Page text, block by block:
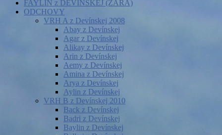
FAYLIN z DEVÍNSKEJ (ZARA)
ODCHOVY
VRH A z Devínskej 2008
Abay z Devínskej
Agar z Devínskej
Alikay z Devínskej
Arin z Devínskej
Aemy z Devínskej
Amina z Devínskej
Arya z Devínskej
Aylin z Devínskej
VRH B z Devínskej 2010
Back z Devínskej
Badri z Devínskej
Baylin z Devínskej